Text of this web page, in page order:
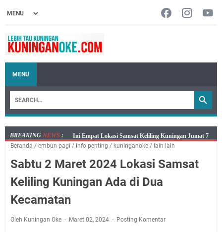
MENU
BREAKING NEWS :
Jumat 7 Agustus 2026 Mobil SIM Keliling Ada di
Kecamatan Sindangagung
Embun Pagi Jumat 8 Agustus 2026: Jika Keberkahan
Kelaparan Meskipun Memiliki Sekarung Penuh Uang
Jadwal Salat Wilayah Kuningan Jumat 7 Agustus 2026
Beranda / embun pagi / info penting / kuninganoke / lain-lain
Sabtu 2 Maret 2024 Lokasi Samsat
Keliling Kuningan Ada di Dua
Kecamatan
Oleh Kuningan Oke Maret 02, 2024 Posting Komentar